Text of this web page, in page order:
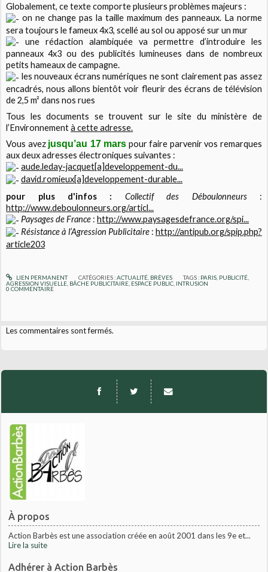
À propos
Action Barbès est une association créée en août 2001 dans les 9e et...
Lire la suite
Adhérer à Action Barbès
Globalement, ce texte comporte plusieurs problèmes majeurs :
on ne change pas la taille maximum des panneaux. La norme
sera toujours le fameux 4x3, scellé au sol ou apposé sur un mur
une rédaction alambiquée va permettre d’introduire les
panneaux 4x3 ou des publicités lumineuses dans de nombreux
petits hameaux de campagne.
les nouveaux écrans numériques ne sont clairement pas assez
encadrés, nous allons bientôt voir fleurir des écrans de télévision
de 2,5 m² dans nos rues
Tous les documents se trouvent sur le site du ministère de
l’Environnementà cette adresse.
Vous avez jusqu’au 17 mars pour faire parvenir vos remarques
aux deux adresses électroniques suivantes :
aude.leday-jacquet[a]developpement-du...
david.romieux[a]developpement-durable...
pour plus d'infos :
Collectif des Déboulonneurs:
http://www.deboulonneurs.org/articl...
Paysages de France :http://www.paysagesdefrance.org/spi...
Résistance à l’Agression Publicitaire: http://antipub.org/spip.php?
article203
LIEN PERMANENT CATÉGORIES :ACTUALITÉ, BRÈVES TAGS : PARIS PUBLICITÉ
AGRESSION VISUELLE BÂCHE PUBLICITAIRE ESPACE PUBLIC INTRUSION
0 COMMENTAIRE
Les commentaires sont fermés.